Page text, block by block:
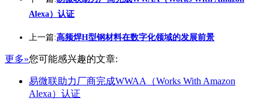
Alexa）认证
上一篇:高频焊H型钢材料在数字化领域的发展前景
更多»您可能感兴趣的文章:
易微联助力厂商完成WWAA（Works With Amazon
Alexa）认证